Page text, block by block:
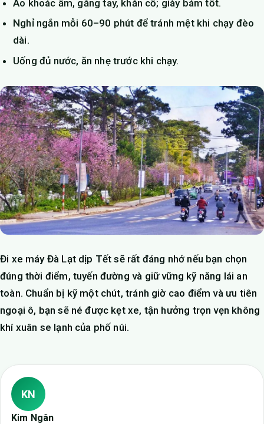
Áo khoác ấm, găng tay, khăn cổ; giày bám tốt.
Nghỉ ngắn mỗi 60–90 phút để tránh mệt khi chạy đèo
dài.
Uống đủ nước, ăn nhẹ trước khi chạy.
Đi xe máy Đà Lạt dịp Tết sẽ rất đáng nhớ nếu bạn chọn
đúng thời điểm, tuyến đường và giữ vững kỹ năng lái an
toàn. Chuẩn bị kỹ một chút, tránh giờ cao điểm và ưu tiên
ngoại ô, bạn sẽ né được kẹt xe, tận hưởng trọn vẹn không
khí xuân se lạnh của phố núi.
KN
Kim Ngân